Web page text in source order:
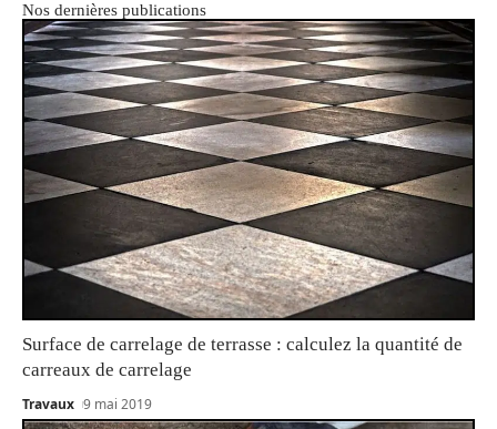
Nos dernières publications
Surface de carrelage de terrasse : calculez la quantité de
carreaux de carrelage
Travaux 9 mai 2019